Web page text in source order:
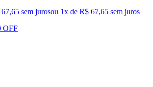
sem jurosou 1x de R$ 67,65 sem juros
OFF